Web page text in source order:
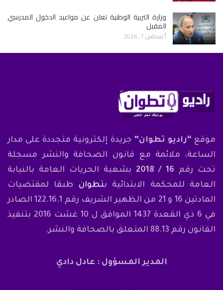
وزارة التربية الوطنية تعلن عن مواعيد الدخول المدرسي
المقبل
أغسطس 7, 2026
موقع “راديو تطوان” جريدة إلكترونية متجددة على مدار
الساعة، ملائمة مع قانون الصحافة والنشر مسجلة
تحت رقم 16 / 2018
بشعبة الحريات العامة بالنيابة
العامة للمحكمة الابتدائية بتطوان طبقا لمقتضيات
المادتين 16 و 21 من الظهير الشريف رقم 122.16.1 الصادر
في 6 ذي القعدة 1437 الموافق ل 10 غشت 2016 بتنفيذ
القانون رقم 88.13 المتعلق بالصحافة والنشر.
المدير المسؤول : عادل دادي